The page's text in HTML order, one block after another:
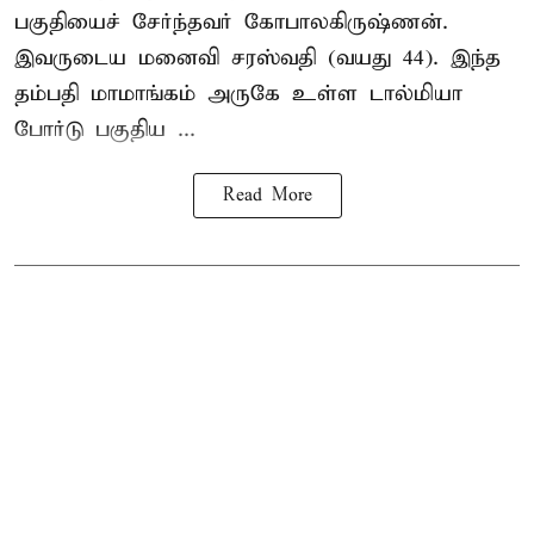
பகுதியைச் சேர்ந்தவர் கோபாலகிருஷ்ணன்.
இவருடைய மனைவி சரஸ்வதி (வயது 44). இந்த
தம்பதி மாமாங்கம் அருகே உள்ள டால்மியா
போர்டு பகுதிய ...
Read More